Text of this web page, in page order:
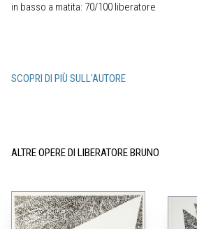
in basso a matita: 70/100 liberatore
SCOPRI DI PIÙ SULL'AUTORE
ALTRE OPERE DI LIBERATORE BRUNO